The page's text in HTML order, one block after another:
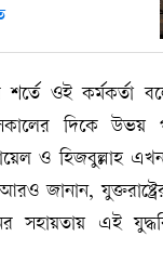
শর্তে ওই কর্মকর্তা
দিকে উভয়
ও হিজবুল্লাহ
জানান,
সহায়তায় এই